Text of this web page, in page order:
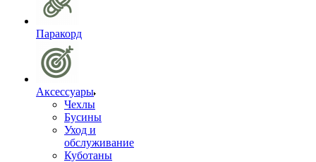
Паракорд
Аксессуары
Чехлы
Бусины
Уход и
обслуживание
Куботаны